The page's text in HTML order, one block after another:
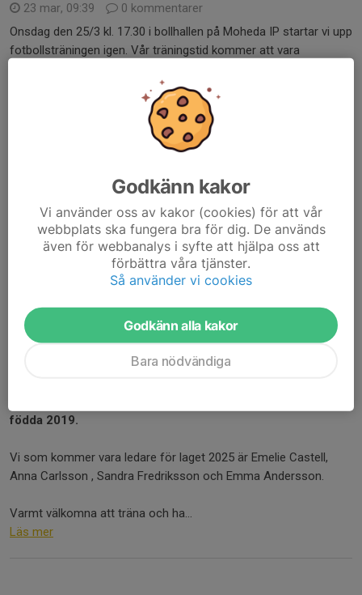
23 mar, 09:39
0 kommentarer
Onsdag den 25/3 kl. 17.30 i bollhallen på Moheda IP startar vi upp
fotbollsträningen igen. Vår träningstid kommer att vara
Ta med vattenflaska och ett gott humör- dusch möjligheter
Träningsstart hösten 2025
0 kommentarer
Den 27 augusti kl.17.30 kör träningen igång igen.
Uppstart PF 19
födda 2019.
Vi som kommer vara ledare för laget 2025 är Emelie Castell,
Anna Carlsson , Sandra Fredriksson och Emma Andersson.
Varmt välkomna att träna och ha...
Läs mer
Godkänn kakor
Vi använder oss av kakor (cookies) för att vår
webbplats ska fungera bra för dig. De används
även för webbanalys i syfte att hjälpa oss att
förbättra våra tjänster.
Så använder vi cookies
Godkänn alla kakor
Bara nödvändiga